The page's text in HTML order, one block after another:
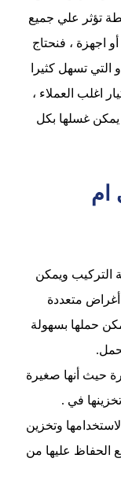
تؤثر علي جميع
اجهزة ، فنحتاج
تسهل كثيرا
اغلب العملاء ،
يمكن غسلها بكل
ام
التركيب ويمكن
أغراض متعددة
حملها بسهولة
حيث أنها صغيرة
في .
وتخزين
الحفاظ عليها من